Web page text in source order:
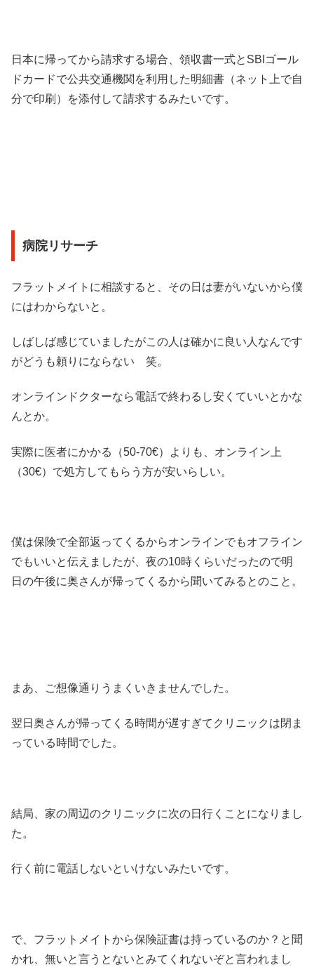
日本に帰ってから請求する場合、領収書一式とSBIゴール
ドカードで公共交通機関を利用した明細書（ネット上で自
分で印刷）を添付して請求するみたいです。
病院リサーチ
フラットメイトに相談すると、その日は妻がいないから僕
にはわからないと。
しばしば感じていましたがこの人は確かに良い人なんです
がどうも頼りにならない 笑。
オンラインドクターなら電話で終わるし安くていいとかな
んとか。
実際に医者にかかる（50-70€）よりも、オンライン上
（30€）で処方してもらう方が安いらしい。
僕は保険で全部返ってくるからオンラインでもオフライン
でもいいと伝えましたが、夜の10時くらいだったので明
日の午後に奥さんが帰ってくるから聞いてみるとのこと。
まあ、ご想像通りうまくいきませんでした。
翌日奥さんが帰ってくる時間が遅すぎてクリニックは閉ま
っている時間でした。
結局、家の周辺のクリニックに次の日行くことになりまし
た。
行く前に電話しないといけないみたいです。
で、フラットメイトから保険証書は持っているのか？と聞
かれ、無いと言うとないとみてくれないぞと言われまし